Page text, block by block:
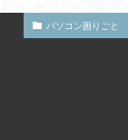
パソコン困りごと